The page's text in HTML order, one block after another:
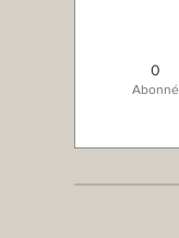
0
Abonné